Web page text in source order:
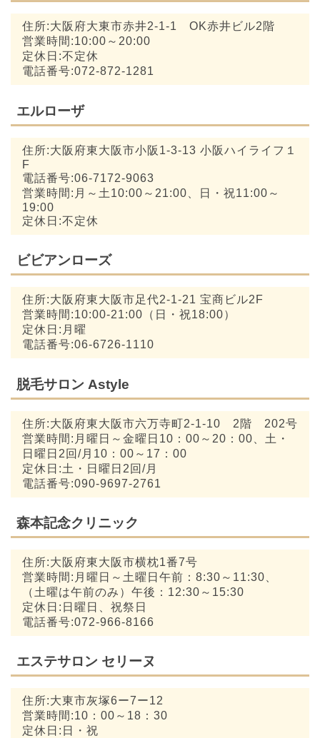
住所:大阪府大東市赤井2-1-1 OK赤井ビル2階
営業時間:10:00～20:00
定休日:不定休
電話番号:072-872-1281
エルローザ
住所:大阪府東大阪市小阪1-3-13 小阪ハイライフ１
F
電話番号:06-7172-9063
営業時間:月～土10:00～21:00、日・祝11:00～
19:00
定休日:不定休
ビビアンローズ
住所:大阪府東大阪市足代2-1-21 宝商ビル2F
営業時間:10:00-21:00（日・祝18:00）
定休日:月曜
電話番号:06-6726-1110
脱毛サロン Astyle
住所:大阪府東大阪市六万寺町2-1-10 2階 202号
営業時間:月曜日～金曜日10：00～20：00、土・
日曜日2回/月10：00～17：00
定休日:土・日曜日2回/月
電話番号:090-9697-2761
森本記念クリニック
住所:大阪府東大阪市横枕1番7号
営業時間:月曜日～土曜日午前：8:30～11:30、
（土曜は午前のみ）午後：12:30～15:30
定休日:日曜日、祝祭日
電話番号:072-966-8166
エステサロン セリーヌ
住所:大東市灰塚6ー7ー12
営業時間:10：00～18：30
定休日:日・祝